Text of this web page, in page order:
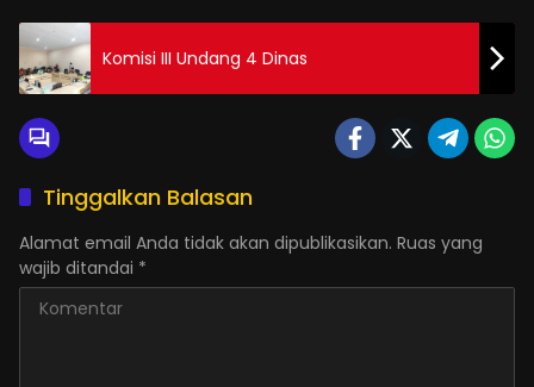
Komisi III Undang 4 Dinas
Tinggalkan Balasan
Alamat email Anda tidak akan dipublikasikan. Ruas yang
wajib ditandai *